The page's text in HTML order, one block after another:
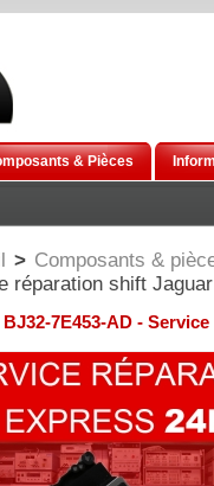
& Pièces
> Composants &
réparation shift
7E453-AD -